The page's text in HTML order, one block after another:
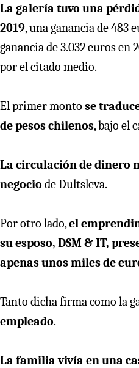
La galería tuvo una
2019, una ganancia de 483
ganancia de 3.032 euros en
por el citado medio.
El primer monto se
de pesos chilenos, bajo el
La circulación de dinero
negocio de Dultsleva.
Por otro lado,el
su esposo, DSM & IT,
apenas unos miles de
Tanto dicha firma como la
empleado.
La familia vivía en una